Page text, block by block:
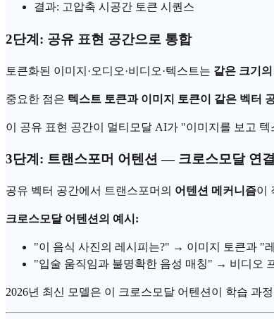
결과: 고압축 시공간 토큰 시퀀스
2단계: 공유 표현 공간으로 통합
토큰화된 이미지·오디오·비디오·텍스트는 같은 크기의
중요한 점은 텍스트 토큰과 이미지 토큰이 같은 벡터
이 공유 표현 공간이 멀티모달 AI가 "이미지를 보고
3단계: 트랜스포머 어텐션 — 크로스모달 연결
공유 벡터 공간에서 트랜스포머의 어텐션 메커니즘이
크로스모달 어텐션의 예시:
"이 음식 사진의 레시피는?" → 이미지 토큰과 "
"입술 움직임과 불명확한 음성 매칭" → 비디오
2026년 최신 모델은 이 크로스모달 어텐션이 학습 과